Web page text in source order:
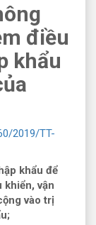
điều
khẩu
2019/TT-
khẩu để
khiển, vận
vào trị